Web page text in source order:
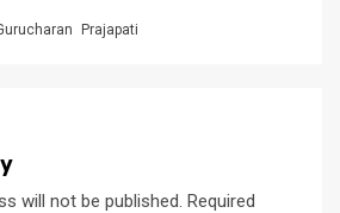
Prajapati
will not be published. Required